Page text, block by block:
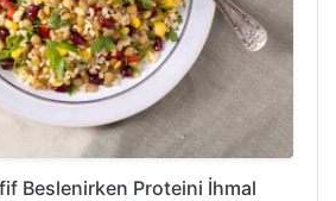
Beslenirken Proteini İhmal